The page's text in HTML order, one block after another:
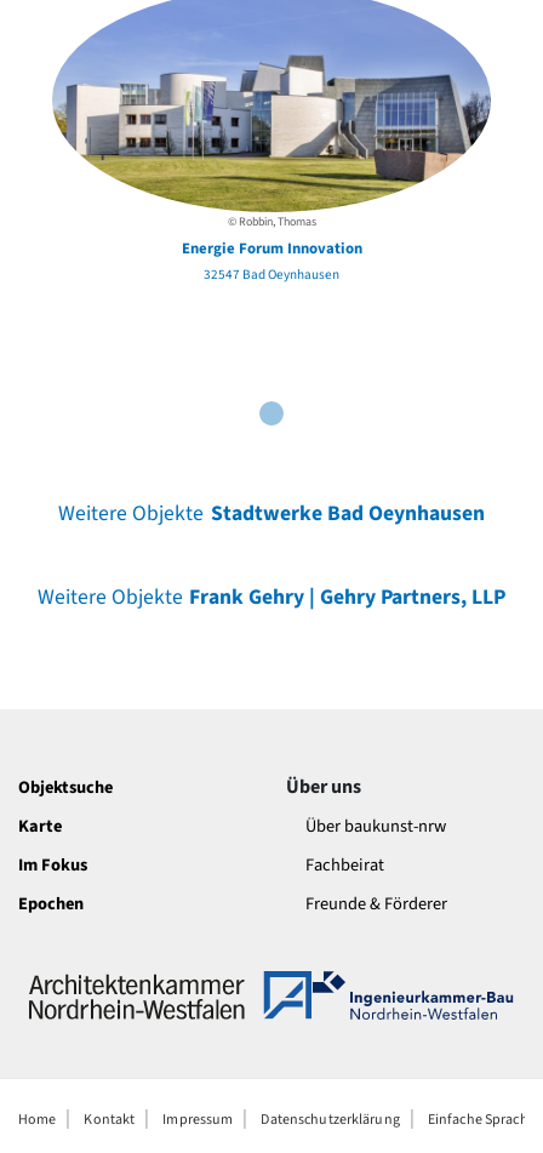
© Robbin, Thomas
Energie Forum Innovation
32547 Bad Oeynhausen
Weitere Objekte Stadtwerke Bad Oeynhausen
Weitere Objekte Frank Gehry | Gehry Partners, LLP
Objektsuche
Karte
Im Fokus
Epochen
Über uns
Über baukunst-nrw
Fachbeirat
Freunde & Förderer
Home Kontakt Impressum Datenschutzerklärung Einfache Sprache